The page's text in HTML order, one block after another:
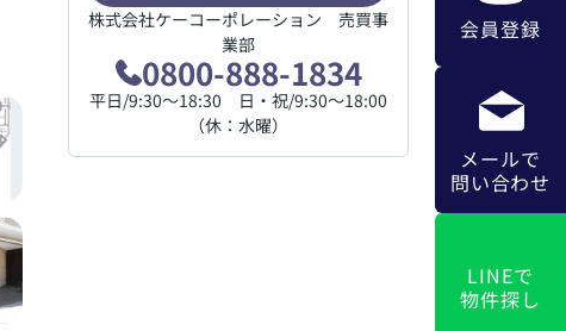
会員登録
メールで
問い合わせ
LINEで
物件探し
株式会社ケーコーポレーション 売買事
業部
0800-888-1834
平日/9:30～18:30 日・祝/9:30～18:00
（休：水曜）